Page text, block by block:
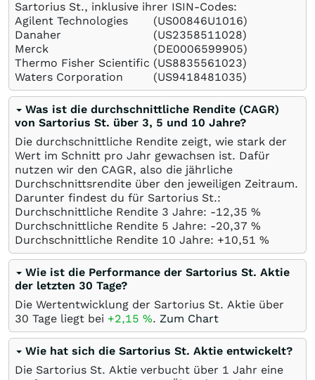
Sartorius St., inklusive ihrer ISIN-Codes:
Agilent Technologies
(US00846U1016)
Danaher
(US2358511028)
Merck
(DE0006599905)
Thermo Fisher Scientific (US8835561023)
Waters Corporation
(US9418481035)
Was ist die durchschnittliche Rendite (CAGR)
von Sartorius St. über 3, 5 und 10 Jahre?
Die durchschnittliche Rendite zeigt, wie stark der
Wert im Schnitt pro Jahr gewachsen ist. Dafür
nutzen wir den CAGR, also die jährliche
Durchschnittsrendite über den jeweiligen Zeitraum.
Darunter findest du für Sartorius St.:
Durchschnittliche Rendite 3 Jahre: -12,35 %
Durchschnittliche Rendite 5 Jahre: -20,37 %
Durchschnittliche Rendite 10 Jahre: +10,51 %
Wie ist die Performance der Sartorius St. Aktie
der letzten 30 Tage?
Die Wertentwicklung der Sartorius St. Aktie über
30 Tage liegt bei +2,15 %. Zum Chart
Wie hat sich die Sartorius St. Aktie entwickelt?
Die Sartorius St. Aktie verbucht über 1 Jahr eine